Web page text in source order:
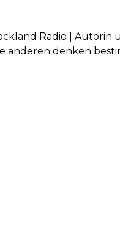
Radio | Autorin
anderen denken